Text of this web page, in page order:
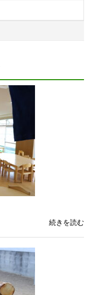
続きを読む